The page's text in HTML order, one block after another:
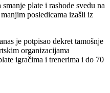
plate i rashode svedu na
posledicama izašli iz
je potpisao dekret tamošnje
organizacijama
igračima i trenerima i do 70